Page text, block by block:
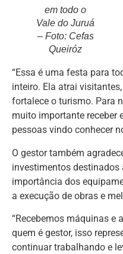
em todo o
Vale do Juruá
– Foto: Cefas
Queiróz
“Essa é uma festa para
inteiro. Ela atrai
fortalece o turismo. Para
muito importante receber
pessoas vindo conhecer
O gestor também
investimentos
importância dos
a execução de obras e
“Recebemos máquinas e
quem é gestor, isso
continuar trabalhando e